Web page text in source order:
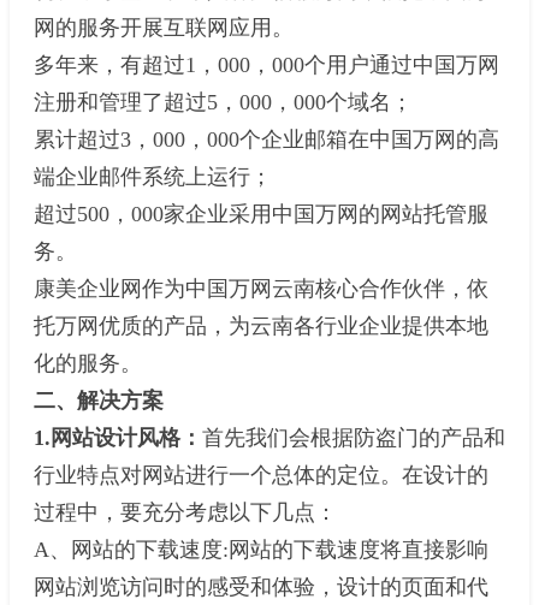
网的服务开展互联网应用。
多年来，有超过1，000，000个用户通过中国万网
注册和管理了超过5，000，000个域名；
累计超过3，000，000个企业邮箱在中国万网的高
端企业邮件系统上运行；
超过500，000家企业采用中国万网的网站托管服
务。
康美企业网作为中国万网云南核心合作伙伴，依
托万网优质的产品，为云南各行业企业提供本地
化的服务。
二、解决方案
1.网站设计风格： 首先我们会根据防盗门的产品和
行业特点对网站进行一个总体的定位。在设计的
过程中，要充分考虑以下几点：
A、网站的下载速度:网站的下载速度将直接影响
网站浏览访问时的感受和体验，设计的页面和代